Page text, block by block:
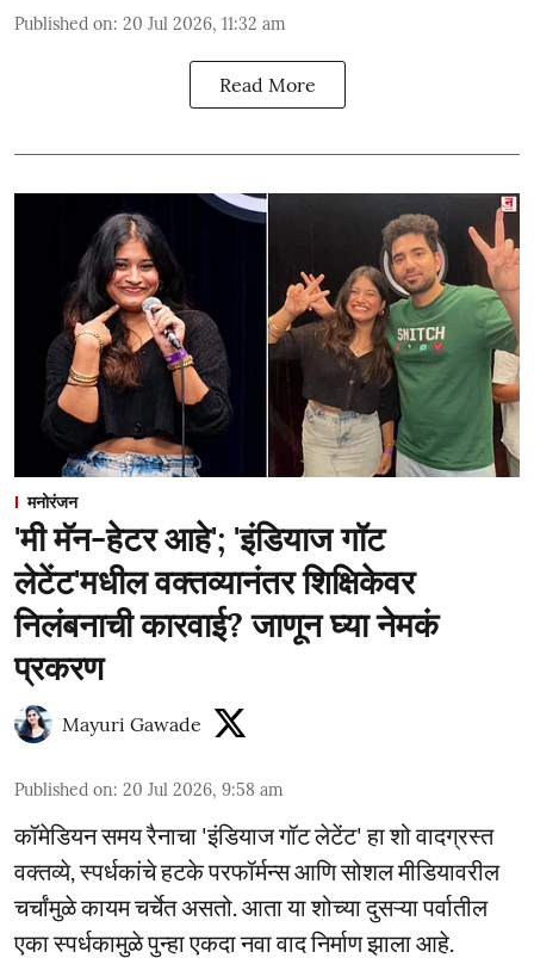
Published on: 20 Jul 2026, 11:32 am
Read More
मनोरंजन
'मी मॅन-हेटर आहे'; 'इंडियाज गॉट
लेटेंट'मधील वक्तव्यानंतर शिक्षिकेवर
निलंबनाची कारवाई? जाणून घ्या नेमकं
प्रकरण
Mayuri Gawade
Published on: 20 Jul 2026, 9:58 am
कॉमेडियन समय रैनाचा 'इंडियाज गॉट लेटेंट' हा शो वादग्रस्त
वक्तव्ये, स्पर्धकांचे हटके परफॉर्मन्स आणि सोशल मीडियावरील
चर्चांमुळे कायम चर्चेत असतो. आता या शोच्या दुसऱ्या पर्वातील
एका स्पर्धकामुळे पुन्हा एकदा नवा वाद निर्माण झाला आहे.